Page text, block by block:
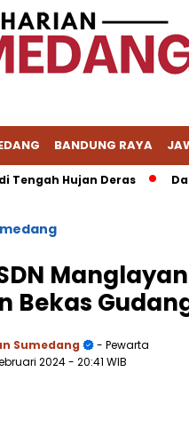
BANDUNG RAYA
Hujan Deras
Bekas
Sumedang
- Pewarta
2024- 20:41 WIB